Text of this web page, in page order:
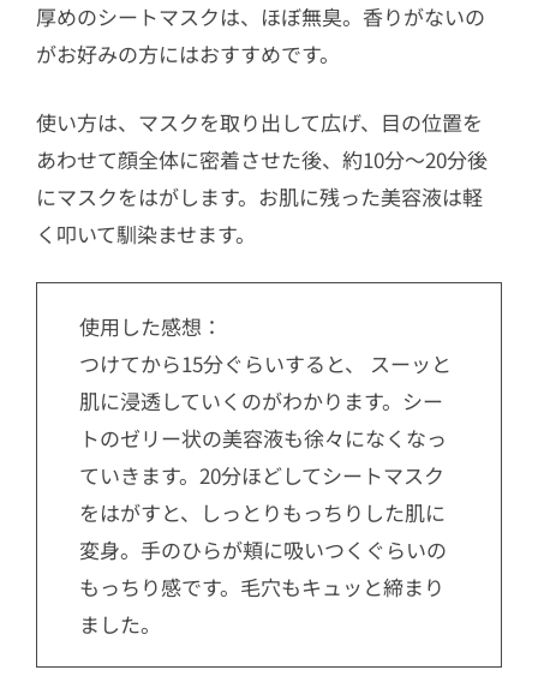
厚めのシートマスクは、ほぼ無臭。香りがないの
がお好みの方にはおすすめです。
使い方は、マスクを取り出して広げ、目の位置を
あわせて顔全体に密着させた後、約10分～20分後
にマスクをはがします。お肌に残った美容液は軽
く叩いて馴染ませます。
使用した感想：
つけてから15分ぐらいすると、 スーッと
肌に浸透していくのがわかります。シー
トのゼリー状の美容液も徐々になくなっ
ていきます。20分ほどしてシートマスク
をはがすと、しっとりもっちりした肌に
変身。手のひらが頬に吸いつくぐらいの
もっちり感です。毛穴もキュッと締まり
ました。